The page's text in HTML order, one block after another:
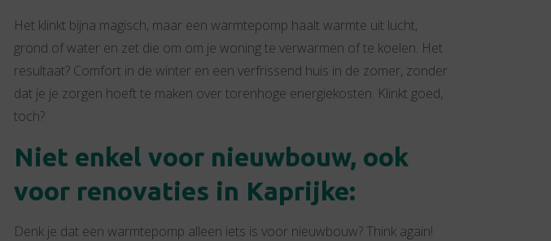
Het klinkt bijna magisch, maar een warmtepomp haalt warmte uit lucht,
grond of water en zet die om om je woning te verwarmen of te koelen. Het
resultaat? Comfort in de winter en een verfrissend huis in de zomer, zonder
dat je je zorgen hoeft te maken over torenhoge energiekosten. Klinkt goed,
toch?
Niet enkel voor nieuwbouw, ook
voor renovaties in Kaprijke:
Denk je dat een warmtepomp alleen iets is voor nieuwbouw? Think again!